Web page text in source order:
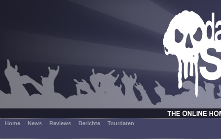
Home News Reviews Berichte Tourdaten